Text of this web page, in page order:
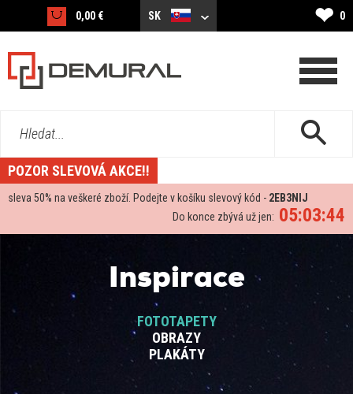
0,00 € SK ❤ 0
Hledat...
POZOR SLEVOVÁ AKCE!!
sleva 50% na veškeré zboží. Podejte v košíku slevový kód - 2EB3NIJ
05:03:43
Do konce zbývá už jen:
Inspirace
FOTOTAPETY
OBRAZY
PLAKÁTY